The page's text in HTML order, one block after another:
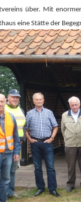
über. Mit
eine Stätte der